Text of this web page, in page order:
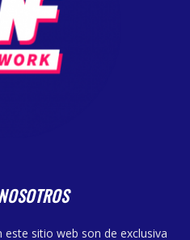
este sitio web son de exclusiva